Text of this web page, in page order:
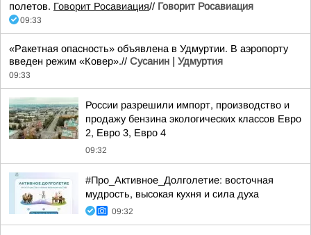
полетов. Говорит Росавиация// Говорит Росавиация
09:33
«Ракетная опасность» объявлена в Удмуртии. В аэропорту
введен режим «Ковер».// Сусанин | Удмуртия
09:33
России разрешили импорт, производство и
продажу бензина экологических классов Евро
2, Евро 3, Евро 4
09:32
#Про_Активное_Долголетие: восточная
мудрость, высокая кухня и сила духа
09:32